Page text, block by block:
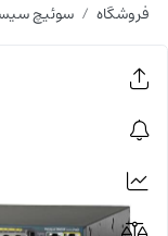
فروشگاه سوئیچ